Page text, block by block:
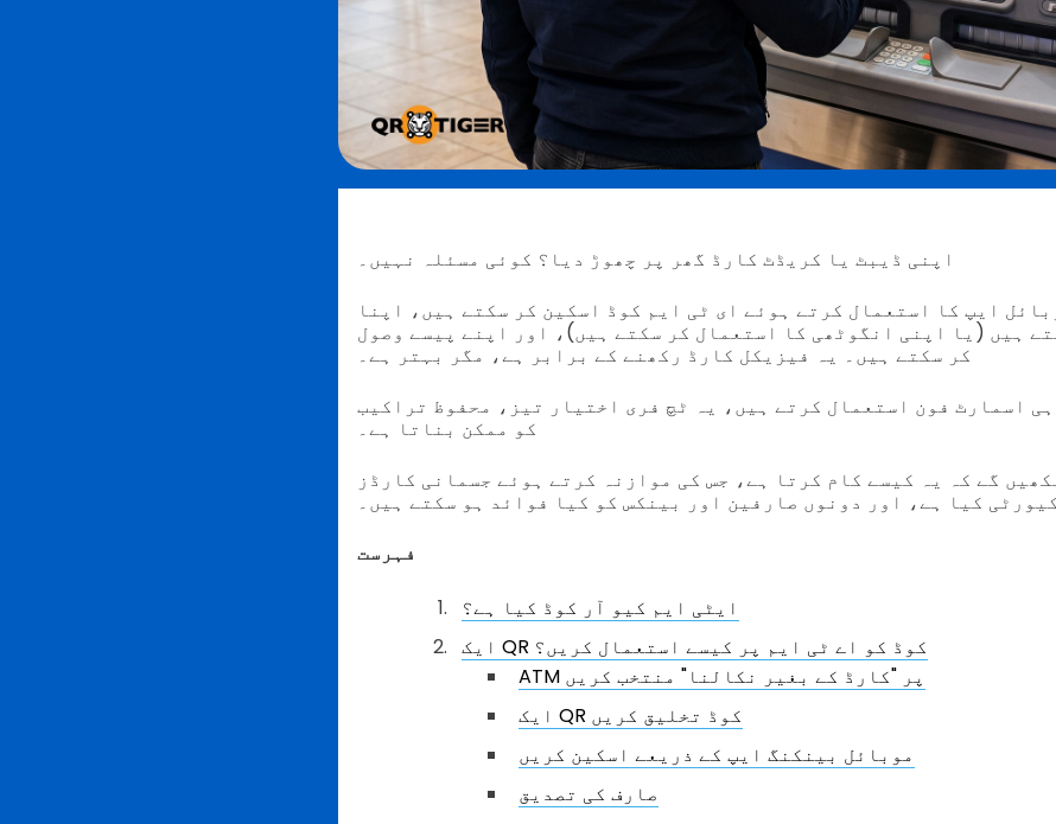
اپنی ڈیبٹ یا کریڈٹ کارڈ گھر پر چھوڑ دیا؟ کوئی مسئلہ نہیں۔
ایپ کا استعمال کرتے ہوئے ای ٹی ایم کوڈ اسکین کر سکتے ہیں، اپنا
ہیں (یا اپنی انگوٹھی کا استعمال کر سکتے ہیں)، اور اپنے پیسے وصول
کر سکتے ہیں۔ یہ فیزیکل کارڈ رکھنے کے برابر ہے، مگر بہتر ہے۔
اسمارٹ فون استعمال کرتے ہیں، یہ ٹچ فری اختیار تیز، محفوظ تراکیب
کو ممکن بناتا ہے۔
گے کہ یہ کیسے کام کرتا ہے، جس کی موازنہ کرتے ہوئے جسمانی کارڈز
کیا ہے، اور دونوں صارفین اور بینکس کو کیا فوائد ہو سکتے ہیں۔
فہرست
ایٹی ایم کیو آر کوڈ کیا ہے؟
ایک QR کوڈ کو اے ٹی ایم پر کیسے استعمال کریں؟
ATM پر "کارڈ کے بغیر نکالنا" منتخب کریں
ایک QR کوڈ تخلیق کریں
موبائل بینکنگ ایپ کے ذریعے اسکین کریں
صارف کی تصدیق